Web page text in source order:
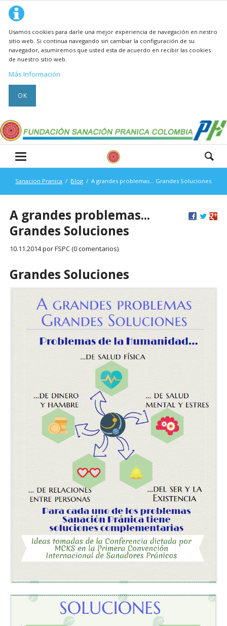
Usamos cookies para darle una mejor experiencia de navegación en nestro
sitio web. Si continua navegando sin cambiar la configuración de su
navegador, asumiremos que usted esta de acuerdo en recibir las cookies
de nuestro sitio web.
Más Información
OK
Sanacion Pranica Blog A grandes problemas... Grandes Soluciones
A grandes problemas...
Grandes Soluciones
10.11.2014por FSPC (0 comentarios)
Grandes Soluciones